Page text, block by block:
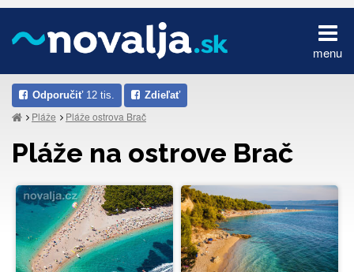
menu
Odporučiť12 tis. Zdieľať
Pláže Pláže ostrova Brač
Pláže na ostrove Brač